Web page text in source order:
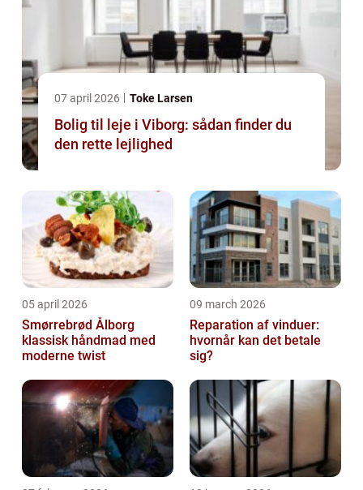
07 april 2026 Toke Larsen
Bolig til leje i Viborg: sådan finder du
den rette lejlighed
05 april 2026
Smørrebrød Ålborg
klassisk håndmad med
moderne twist
09 march 2026
Reparation af vinduer:
hvornår kan det betale
sig?